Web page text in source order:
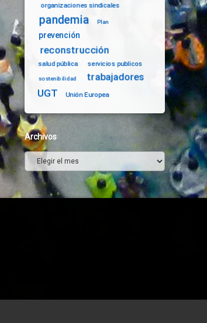
organizaciones sindicales
pandemia Plan
prevención
reconstrucción
salud pública servicios publicos
sostenibilidad
trabajadores
UGT
Unión Europea
Archivos
Archivos